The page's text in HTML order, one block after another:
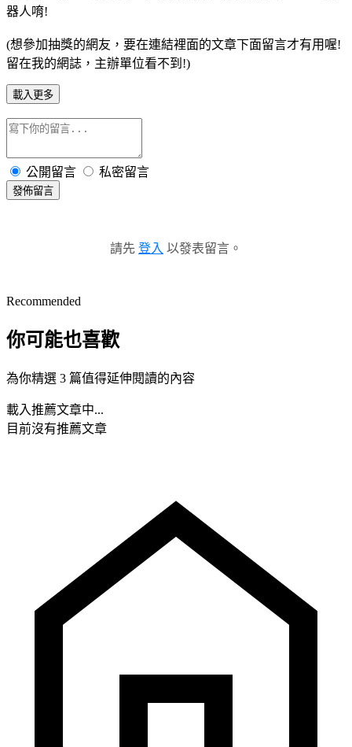
器人唷!
(想參加抽獎的網友，要在連結裡面的文章下面留言才有用喔!
留在我的網誌，主辦單位看不到!)
載入更多
公開留言 私密留言
發佈留言
請先 登入 以發表留言。
Recommended
你可能也喜歡
為你精選 3 篇值得延伸閱讀的內容
載入推薦文章中...
目前沒有推薦文章